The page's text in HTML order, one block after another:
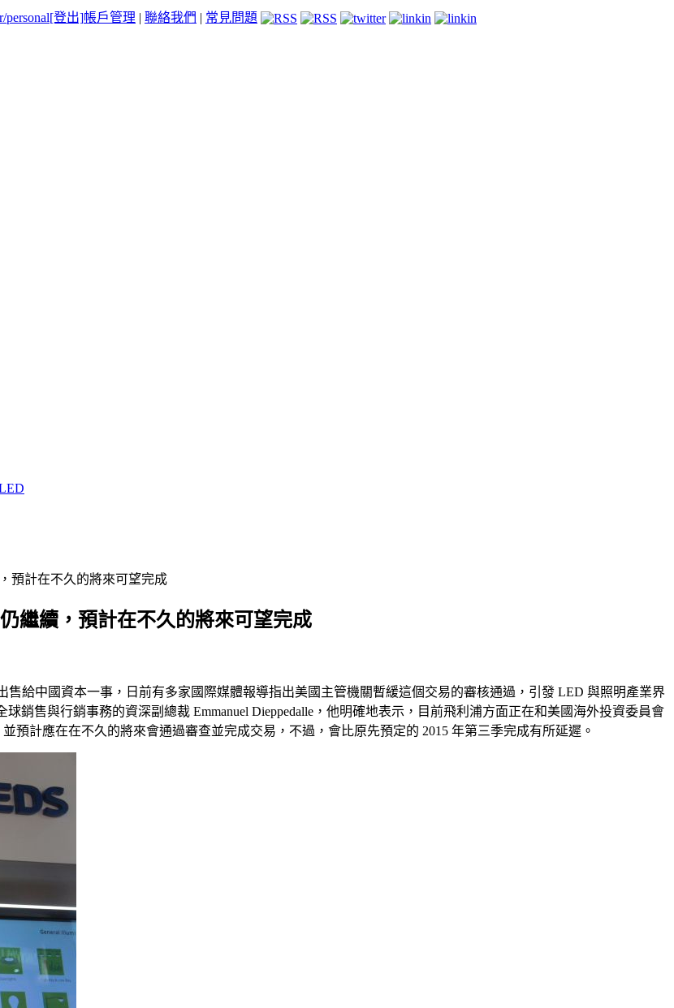
personal[登出]帳戶管理 | 聯絡我們 | 常見問題
預計在不久的將來可望完成
繼續，預計在不久的將來可望完成
售給中國資本一事，日前有多家國際媒體報導指出美國主管機關暫緩這個交易的審核通過，引發 LED 與照明產業界
球銷售與行銷事務的資深副總裁 Emmanuel Dieppedalle，他明確地表示，目前飛利浦方面正在和美國海外投資委員會
預計應在在不久的將來會通過審查並完成交易，不過，會比原先預定的 2015 年第三季完成有所延遲。